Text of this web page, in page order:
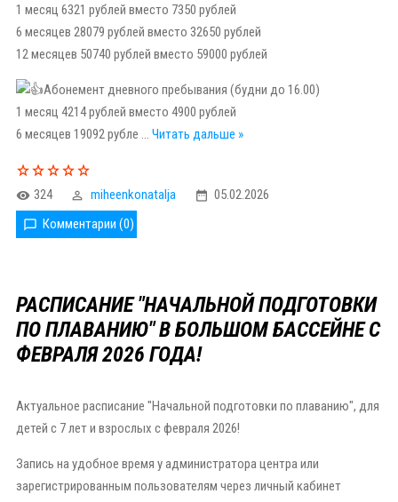
1 месяц 6321 рублей вместо 7350 рублей
6 месяцев 28079 рублей вместо 32650 рублей
12 месяцев 50740 рублей вместо 59000 рублей
Абонемент дневного пребывания (будни до 16.00)
1 месяц 4214 рублей вместо 4900 рублей
6 месяцев 19092 рубле ... Читать дальше »
324 miheenkonatalja
05.02.2026
Комментарии (0)
РАСПИСАНИЕ "НАЧАЛЬНОЙ ПОДГОТОВКИ
ПО ПЛАВАНИЮ" В БОЛЬШОМ БАССЕЙНЕ С
ФЕВРАЛЯ 2026 ГОДА!
Актуальное расписание "Начальной подготовки по плаванию", для
детей с 7 лет и взрослых с февраля 2026!
Запись на удобное время у администратора центра или
зарегистрированным пользователям через личный кабинет